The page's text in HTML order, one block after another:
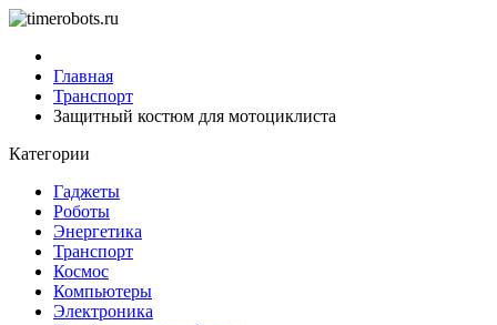
Главная
Транспорт
Защитный костюм для мотоциклиста
Категории
Гаджеты
Роботы
Энергетика
Транспорт
Космос
Компьютеры
Электроника